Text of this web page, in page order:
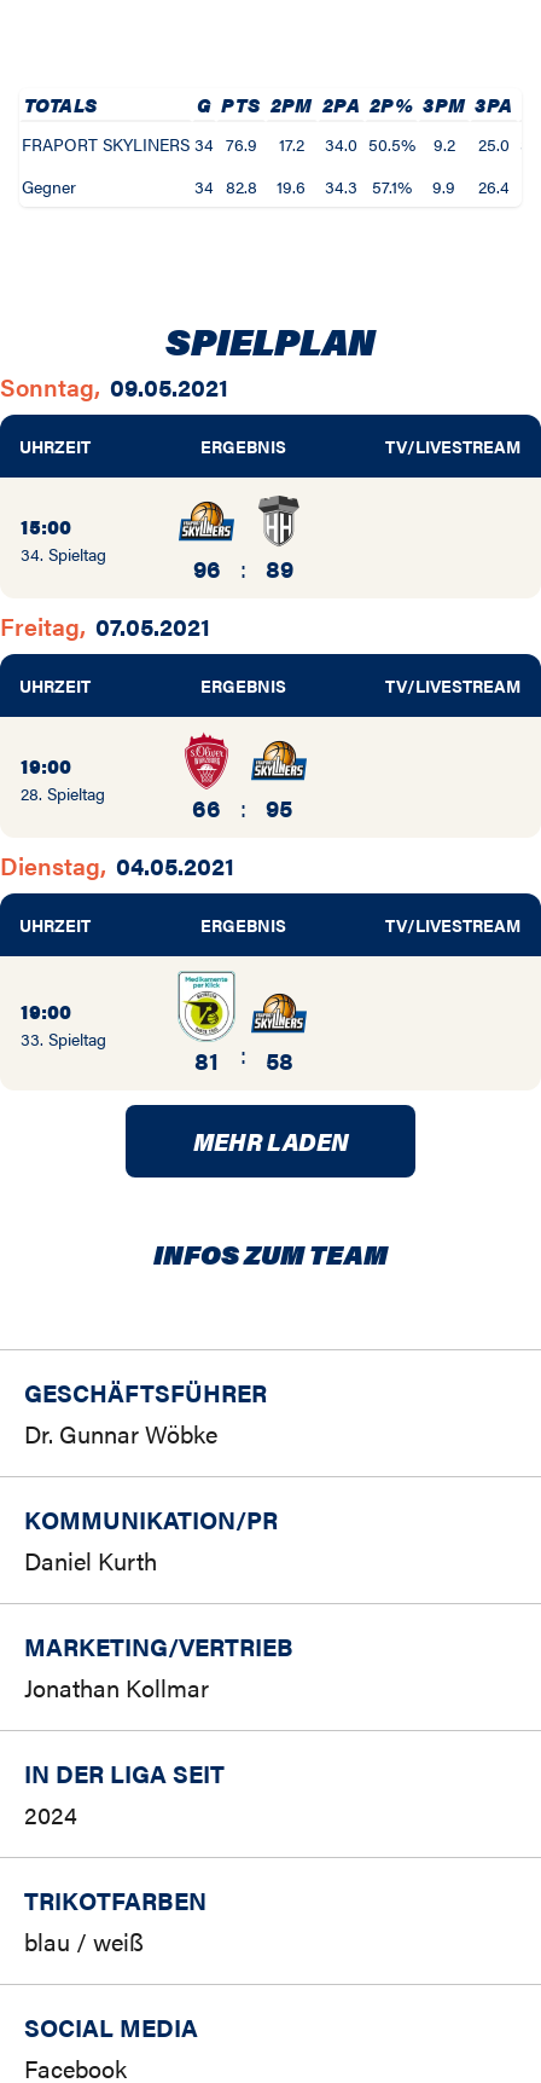
TOTALS G PTS 2PM 2PA 2P% 3PM 3PA
FRAPORT SKYLINERS 34 76.9 17.2 34.0 50.5% 9.2 25.0
Gegner
34 82.8 19.6 34.3 57.1% 9.9 26.4
SPIELPLAN
Sonntag, 09.05.2021
UHRZEIT ERGEBNIS TV/LIVESTREAM
15:00
34. Spieltag 96 : 89
Freitag, 07.05.2021
UHRZEIT ERGEBNIS TV/LIVESTREAM
19:00
28. Spieltag 66 : 95
Dienstag, 04.05.2021
UHRZEIT ERGEBNIS TV/LIVESTREAM
19:00
33. Spieltag
81 : 58
MEHR LADEN
INFOS ZUM TEAM
GESCHÄFTSFÜHRER
Dr. Gunnar Wöbke
KOMMUNIKATION/PR
Daniel Kurth
MARKETING/VERTRIEB
Jonathan Kollmar
IN DER LIGA SEIT
2024
TRIKOTFARBEN
blau / weiß
SOCIAL MEDIA
Facebook